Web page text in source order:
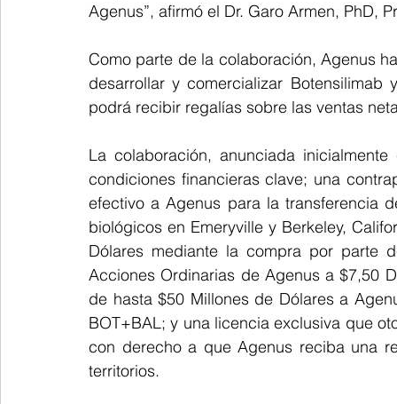
Agenus”, afirmó el Dr. Garo Armen, PhD,
Como parte de la colaboración, Agenus
desarrollar y comercializar
podrá recibir regalías sobre las ventas
La colaboración, anunciada
condiciones financieras clave; una
efectivo a Agenus para la transferencia
biológicos en Emeryville y Berkeley,
Dólares mediante la compra por parte
Acciones Ordinarias de Agenus a $7,50
de hasta $50 Millones de Dólares a
BOT+BAL; y una licencia exclusiva que
con derecho a que Agenus reciba una
territorios.